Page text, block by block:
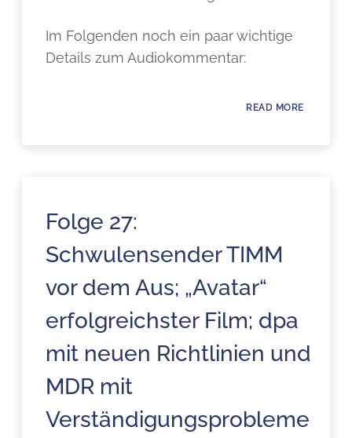
Im Folgenden noch ein paar wichtige
Details zum Audiokommentar:
READ MORE
Folge 27:
Schwulensender TIMM
vor dem Aus; „Avatar“
erfolgreichster Film; dpa
mit neuen Richtlinien und
MDR mit
Verständigungsprobleme